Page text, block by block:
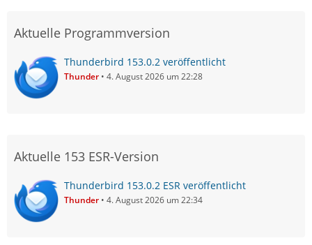
Aktuelle Programmversion
Thunderbird 153.0.2 veröffentlicht
Thunder 4. August 2026 um 22:28
Aktuelle 153 ESR-Version
Thunderbird 153.0.2 ESR veröffentlicht
Thunder 4. August 2026 um 22:34